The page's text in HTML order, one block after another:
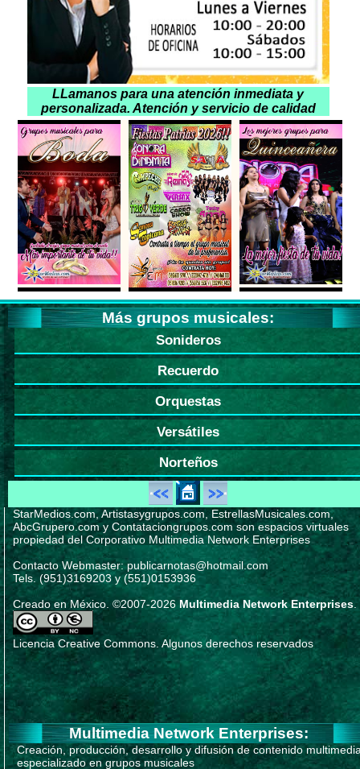
LLamanos para una atención inmediata y
personalizada. Atención y servicio de calidad
Más grupos musicales:
Sonideros
Recuerdo
Orquestas
Versátiles
Norteños
StarMedios.com, Artistasygrupos.com, EstrellasMusicales.com,
AbcGrupero.com y Contataciongrupos.com son espacios virtuales
propiedad del Corporativo Multimedia Network Enterprises
Contacto Webmaster: publicarnotas@hotmail.com
Tels. (951)3169203 y (551)0153936
Creado en México. ©2007-2026Multimedia Network Enterprises
Licencia Creative Commons. Algunos derechos reservados
Multimedia Network Enterprises:
Creación, producción, desarrollo y difusión de contenido
especializado en grupos musicales